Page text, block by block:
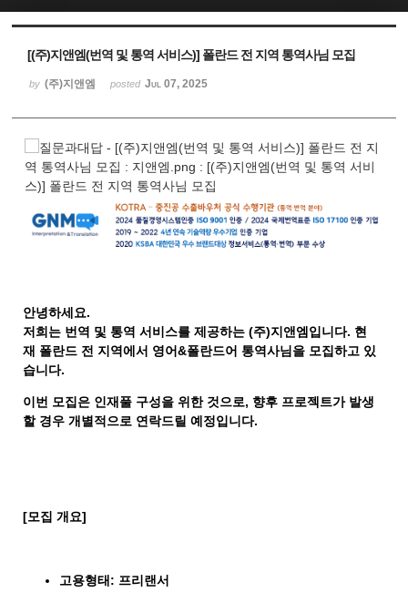
[(주)지앤엠(번역 및 통역 서비스)] 폴란드 전 지역 통역사님 모집
by (주)지앤엠 posted Jul 07, 2025
안녕하세요.
저희는 번역 및 통역 서비스를 제공하는 (주)지앤엠입니다. 현
재 폴란드 전 지역에서 영어&폴란드어 통역사님을 모집하고 있
습니다.
이번 모집은 인재풀 구성을 위한 것으로, 향후 프로젝트가 발생
할 경우 개별적으로 연락드릴 예정입니다.
[모집 개요]
고용형태 : 프리랜서
Sketchbook5, 스케치북5